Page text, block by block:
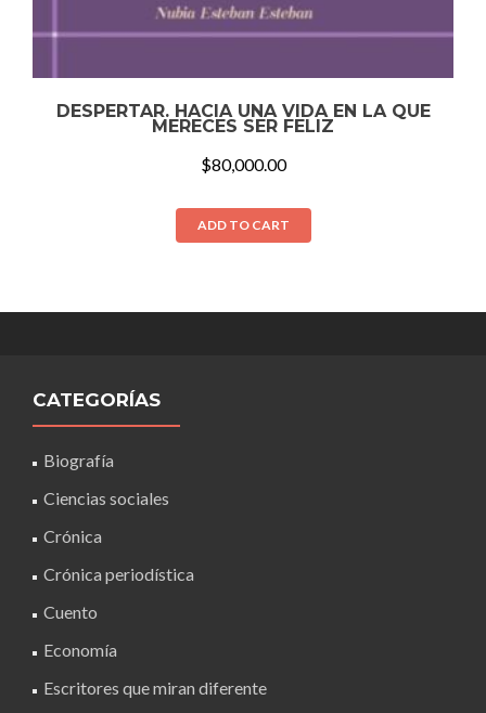
DESPERTAR. HACIA UNA VIDA EN LA QUE
MERECES SER FELIZ
$80,000.00
ADD TO CART
CATEGORÍAS
Biografía
Ciencias sociales
Crónica
Crónica periodística
Cuento
Economía
Escritores que miran diferente